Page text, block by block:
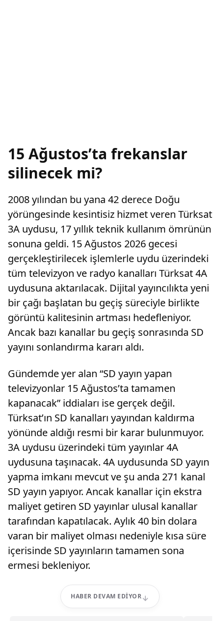
15 Ağustos’ta frekanslar
silinecek mi?
2008 yılından bu yana 42 derece Doğu
yörüngesinde kesintisiz hizmet veren Türksat
3A uydusu, 17 yıllık teknik kullanım ömrünün
sonuna geldi. 15 Ağustos 2026 gecesi
gerçekleştirilecek işlemlerle uydu üzerindeki
tüm televizyon ve radyo kanalları Türksat 4A
uydusuna aktarılacak. Dijital yayıncılıkta yeni
bir çağı başlatan bu geçiş süreciyle birlikte
görüntü kalitesinin artması hedefleniyor.
Ancak bazı kanallar bu geçiş sonrasında SD
yayını sonlandırma kararı aldı.
Gündemde yer alan “SD yayın yapan
televizyonlar 15 Ağustos’ta tamamen
kapanacak” iddiaları ise gerçek değil.
Türksat’ın SD kanalları yayından kaldırma
yönünde aldığı resmi bir karar bulunmuyor.
3A uydusu üzerindeki tüm yayınlar 4A
uydusuna taşınacak. 4A uydusunda SD yayın
yapma imkanı mevcut ve şu anda 271 kanal
SD yayın yapıyor. Ancak kanallar için ekstra
maliyet getiren SD yayınlar ulusal kanallar
tarafından kapatılacak. Aylık 40 bin dolara
varan bir maliyet olması nedeniyle kısa süre
içerisinde SD yayınların tamamen sona
ermesi bekleniyor.
HABER DEVAM EDIYOR